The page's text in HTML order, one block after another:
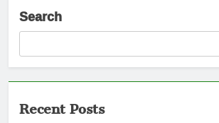
Search
Recent Posts